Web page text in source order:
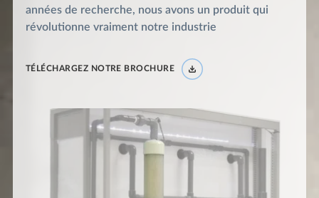
années de recherche, nous avons un produit qui
révolutionne vraiment notre industrie
TÉLÉCHARGEZ NOTRE BROCHURE